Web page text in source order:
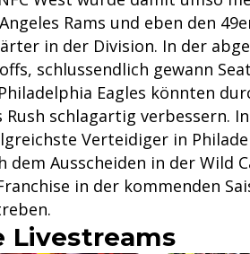
Rams und eben den
in der Division. In der
schlussendlich gewann
Eagles könnten
Rush schlagartig verbessern.
Verteidiger in
dem Ausscheiden in der Wild
in der kommenden
Livestreams